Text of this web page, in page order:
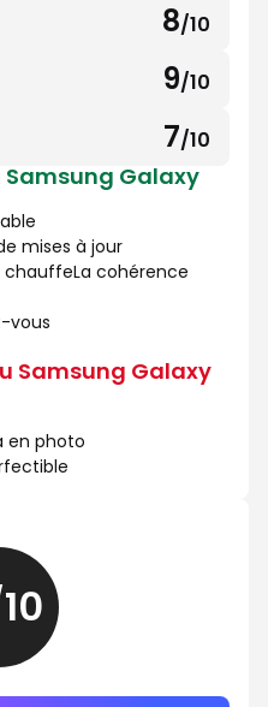
8/10
9/10
7/10
Galaxy
mises à jour
chauffeLa cohérence
vous
Samsung Galaxy
en photo